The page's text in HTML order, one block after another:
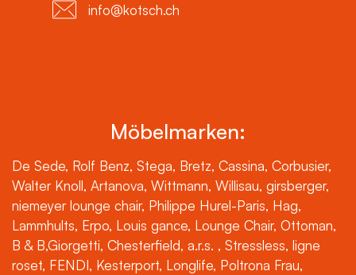
info@kotsch.ch
Möbelmarken:
De Sede, Rolf Benz, Stega, Bretz, Cassina, Corbusier,
Walter Knoll, Artanova, Wittmann, Willisau, girsberger,
niemeyer lounge chair, Philippe Hurel-Paris, Hag,
Lammhults, Erpo, Louis gance, Lounge Chair, Ottoman,
B & B,Giorgetti, Chesterfield, a.r.s. , Stressless, ligne
roset, FENDI, Kesterport, Longlife, Poltrona Frau,